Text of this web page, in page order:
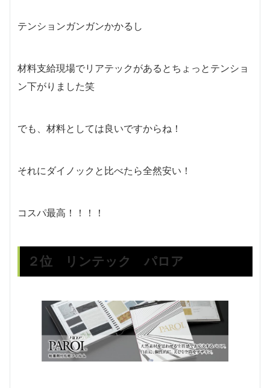
テンションガンガンかかるし
材料支給現場でリアテックがあるとちょっとテンショ
ン下がりました笑
でも、材料としては良いですからね！
それにダイノックと比べたら全然安い！
コスパ最高！！！！
２位 リンテック パロア